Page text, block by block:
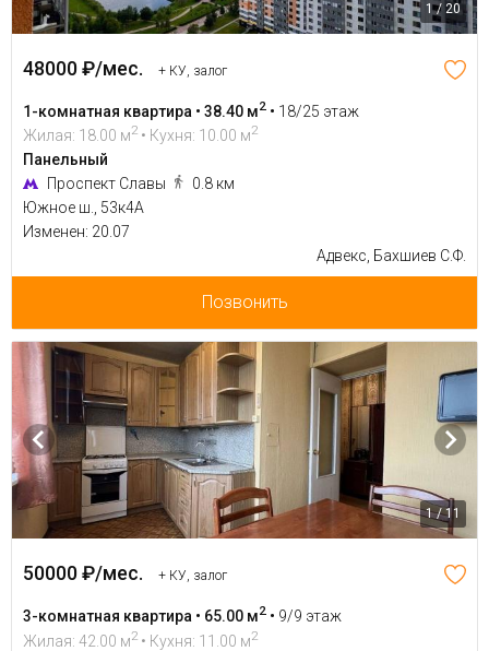
1 / 20
48000 ₽/мес. + КУ, залог
1-комнатная квартира • 38.40 м2 • 18/25 этаж
Жилая: 18.00 м2 • Кухня: 10.00 м2
Панельный
Проспект Славы
0.8 км
Южное ш., 53к4А
Изменен: 20.07
Адвекс, Бахшиев С.Ф.
Позвонить
1 / 11
50000 ₽/мес. + КУ, залог
3-комнатная квартира • 65.00 м2 • 9/9 этаж
Жилая: 42.00 м2 • Кухня: 11.00 м2